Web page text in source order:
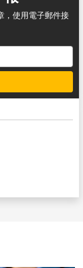
，使用電子郵件接